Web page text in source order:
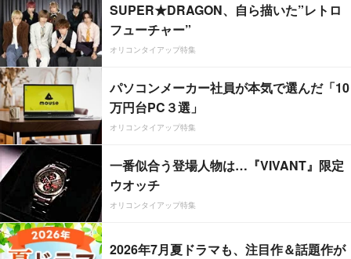
SUPER★DRAGON、自ら描いた”レトロ
フューチャー”
オリコンタイアップ特集
パソコンメーカー社員が本気で選んだ「10
万円台PC３選」
オリコンタイアップ特集
一番似合う登場人物は…『VIVANT』限定
ウオッチ
オリコンタイアップ特集
2026年7月夏ドラマも、注目作＆話題作が